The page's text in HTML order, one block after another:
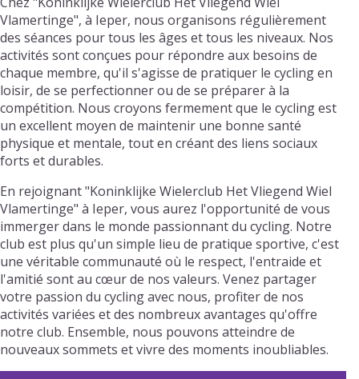
Vlamertinge", à Ieper, nous organisons régulièrement
des séances pour tous les âges et tous les niveaux. Nos
activités sont conçues pour répondre aux besoins de
chaque membre, qu'il s'agisse de pratiquer le cycling en
loisir, de se perfectionner ou de se préparer à la
compétition. Nous croyons fermement que le cycling est
un excellent moyen de maintenir une bonne santé
physique et mentale, tout en créant des liens sociaux
forts et durables.
En rejoignant "Koninklijke Wielerclub Het Vliegend Wiel
Vlamertinge" à Ieper, vous aurez l'opportunité de vous
immerger dans le monde passionnant du cycling. Notre
club est plus qu'un simple lieu de pratique sportive, c'est
une véritable communauté où le respect, l'entraide et
l'amitié sont au cœur de nos valeurs. Venez partager
votre passion du cycling avec nous, profiter de nos
activités variées et des nombreux avantages qu'offre
notre club. Ensemble, nous pouvons atteindre de
nouveaux sommets et vivre des moments inoubliables.